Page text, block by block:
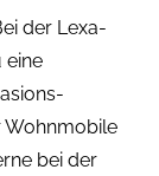
der Lexa-
eine
Wohnmobile
bei der